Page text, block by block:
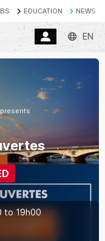
EDUCATION NEWS
EN
to 19h00